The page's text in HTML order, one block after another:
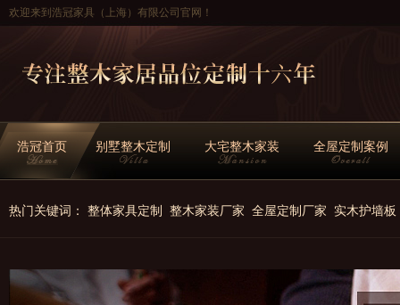
欢迎来到浩冠家具（上海）有限公司官网！
浩冠首页 别墅整木定制 大宅整木家装 全屋定制案例
热门关键词： 整体家具定制 整木家装厂家 全屋定制厂家 实木护墙板